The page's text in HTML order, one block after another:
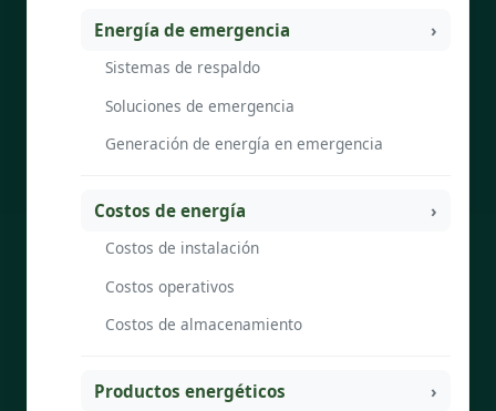
Energía de emergencia
Sistemas de respaldo
Soluciones de emergencia
Generación de energía en emergencia
Costos de energía
Costos de instalación
Costos operativos
Costos de almacenamiento
Productos energéticos